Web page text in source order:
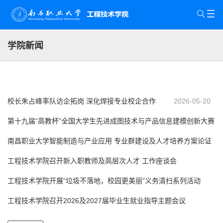
学院新闻
校长朱占峰率队访企拓岗 深化焊接专业校企合作 2026-05-20
第十九届“高教杯”全国大学生先进成图技术与产品信息建模创新大赛
江西分赛场顺利举行 2026-07-21
南昌职业大学智能制造与产业应用 专业群建设及人才培养方案论证
会顺利召开 2026-06-15
工程技术学院召开新入职教师及高层次人才 工作座谈会
2026-06-12
工程技术学院开展“垃圾不落地，校园更美丽”义务清扫系列活动
（四） 2026-06-03
工程技术学院召开2026及2027届毕业生就业指导主题会议